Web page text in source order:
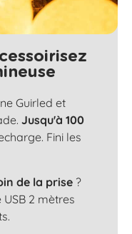
Guirled et
Jusqu'à 100
Fini les
de la prise ?
2 mètres